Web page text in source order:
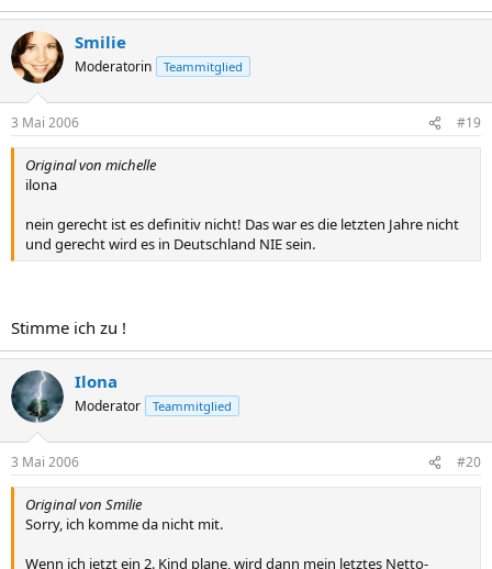
Smilie
Moderatorin Teammitglied
3 Mai 2006 #19
Original von michelle
ilona
nein gerecht ist es definitiv nicht! Das war es die letzten Jahre nicht
und gerecht wird es in Deutschland NIE sein.
Stimme ich zu !
Ilona
Moderator Teammitglied
3 Mai 2006 #20
Original von Smilie
Sorry, ich komme da nicht mit.
Wenn ich jetzt ein 2. Kind plane, wird dann mein letztes Netto-